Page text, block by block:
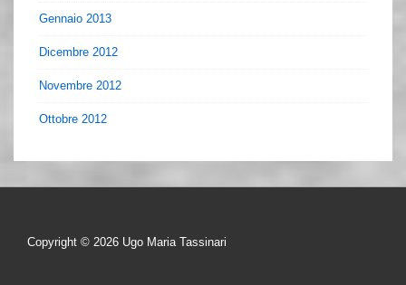
Gennaio 2013
Dicembre 2012
Novembre 2012
Ottobre 2012
Copyright © 2026 Ugo Maria Tassinari